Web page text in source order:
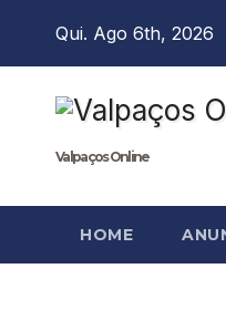
Qui. Ago 6th, 2026
Valpaços Online
HOME